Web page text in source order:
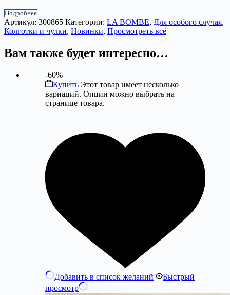
Подробнее
Артикул: 300865 Категории: LA BOMBE, Для особого случая,
Колготки и чулки, Новинки, Просмотреть всё
Вам также будет интересно…
-60%
Купить Этот товар имеет несколько
вариаций. Опции можно выбрать на
странице товара.
Добавить в список желаний
Быстрый
просмотр